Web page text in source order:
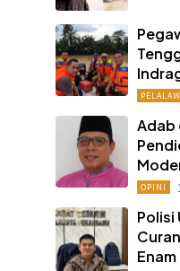
Adab
OPINI
Polisi